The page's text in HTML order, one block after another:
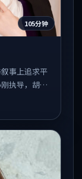
105分钟
事上追求平
执导，胡